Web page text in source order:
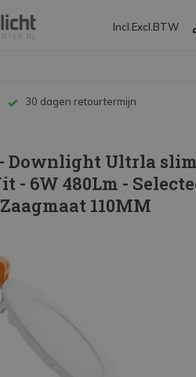
Incl. Excl. BTW
Tot 10 jaar garantie
Downlight Ultrla
- 6W 480Lm -
110MM